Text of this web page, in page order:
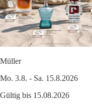
Müller
Mo. 3.8. - Sa. 15.8.2026
Gültig bis 15.08.2026